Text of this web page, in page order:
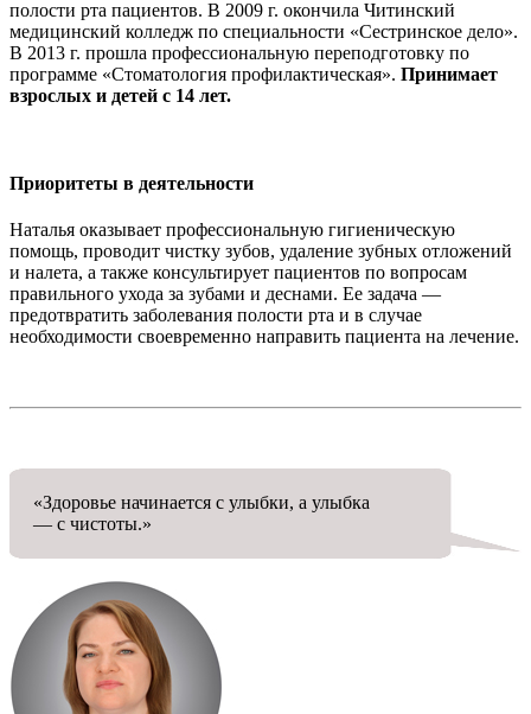
полости рта пациентов. В 2009 г. окончила Читинский
медицинский колледж по специальности «Сестринское дело».
В 2013 г. прошла профессиональную переподготовку по
программе «Стоматология профилактическая». Принимает
взрослых и детей с 14 лет.
Приоритеты в деятельности
Наталья оказывает профессиональную гигиеническую
помощь, проводит чистку зубов, удаление зубных отложений
и налета, а также консультирует пациентов по вопросам
правильного ухода за зубами и деснами. Ее задача —
предотвратить заболевания полости рта и в случае
необходимости своевременно направить пациента на лечение.
«Здоровье начинается с улыбки, а улыбка
— с чистоты.»